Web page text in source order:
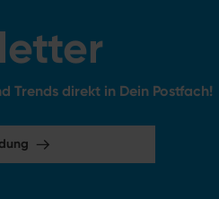
Trends direkt in Dein Postfach!